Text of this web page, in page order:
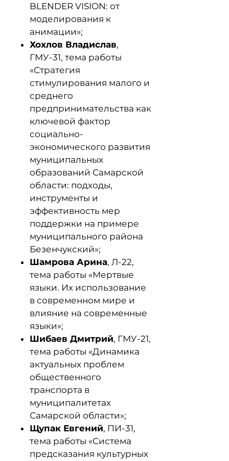
BLENDER VISION: от
моделирования к
анимации»;
Хохлов Владислав,
ГМУ-31, тема работы
«Стратегия
стимулирования малого и
среднего
предпринимательства как
ключевой фактор
социально-
экономического развития
муниципальных
образований Самарской
области: подходы,
инструменты и
эффективность мер
поддержки на примере
муниципального района
Безенчукский»;
Шамрова Арина, Л-22,
тема работы «Мертвые
языки. Их использование
в современном мире и
влияние на современные
языки»;
Шибаев Дмитрий, ГМУ-21,
тема работы «Динамика
актуальных проблем
общественного
транспорта в
муниципалитетах
Самарской области»;
Щупак Евгений, ПИ-31,
тема работы «Система
предсказания культурных